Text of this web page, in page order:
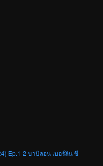
Ep.1-2 บาบิลอน เบอร์ลิน ซี